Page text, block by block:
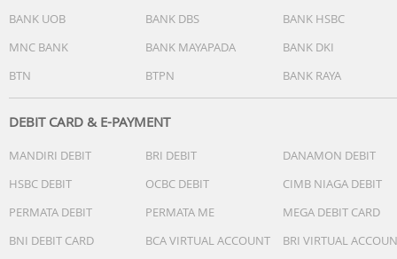
BANK UOB
BANK DBS
BANK HSBC
MNC BANK
BANK MAYAPADA
BANK DKI
BTN
BTPN BANK RAYA
DEBIT CARD & E-PAYMENT
MANDIRI DEBIT BRI DEBIT
DANAMON DEBIT
HSBC DEBIT
OCBC DEBIT
CIMB NIAGA DEBIT
PERMATA DEBIT
PERMATA ME
MEGA DEBIT CARD
BNI DEBIT CARD
BCA VIRTUAL ACCOUNT
BRI VIRTUAL